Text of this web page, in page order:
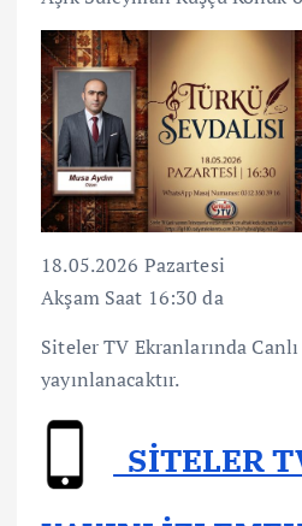
18.05.2026 Pazartesi
Akşam Saat 16:30 da
Siteler TV Ekranlarında
yayınlanacaktır.
SİTELER